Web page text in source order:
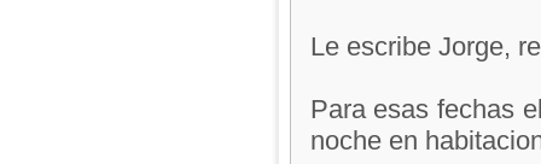
Le escribe Jorge,
Para esas fechas
noche en